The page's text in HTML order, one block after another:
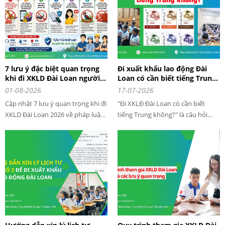
cơ bản của người lao động được điều
chỉnh.
7 lưu ý đặc biệt quan trọng
khi đi XKLD Đài Loan người
lao động nhất định phải biết
01-08-2026
Cập nhật 7 lưu ý quan trọng khi đi
XKLD Đài Loan 2026 về pháp luật,
quấy rối tình dục khi sinh sống và
Đi xuất khẩu lao động Đài
Loan có cần biết tiếng Trung
không?
17-07-2026
"Đi XKLĐ Đài Loan có cần biết
tiếng Trung không?" là câu hỏi
quan tâm khi có ý định sang Đài
Loan làm việc. Nhiều người lo lắng
vì chưa từng học tiếng Trung và
sợ không đủ điều kiện đăng ký